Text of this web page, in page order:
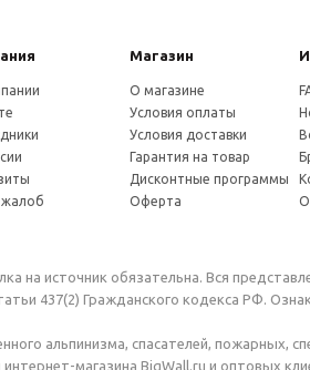
Магазин
жалоб
О магазине
Условия оплаты
Условия доставки
Гарантия на товар
Дисконтные программы
Оферта
на источник обязательна. Вся
437(2) Гражданского кодекса РФ.
альпинизма, спасателей, пожарных,
магазина BigWall.ru и оптовых